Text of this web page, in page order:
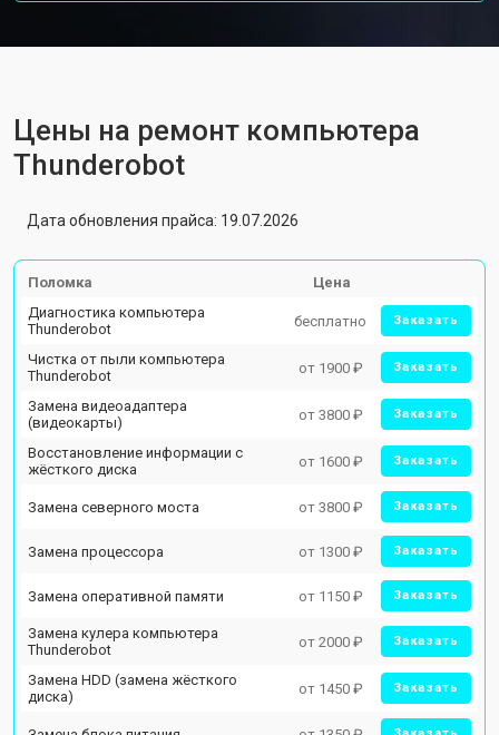
Цены на ремонт компьютера
Thunderobot
Дата обновления прайса: 19.07.2026
Поломка
Цена
Диагностика компьютера
Thunderobot
бесплатно Заказать
Чистка от пыли компьютера
Thunderobot
от 1900 ₽ Заказать
Замена видеоадаптера
(видеокарты)
от 3800 ₽ Заказать
Восстановление информации с
жёсткого диска
от 1600 ₽ Заказать
Замена северного моста от 3800 ₽ Заказать
Замена процессора от 1300 ₽ Заказать
Замена оперативной памяти от 1150 ₽ Заказать
Замена кулера компьютера
Thunderobot
от 2000 ₽ Заказать
Замена HDD (замена жёсткого
диска)
от 1450 ₽ Заказать